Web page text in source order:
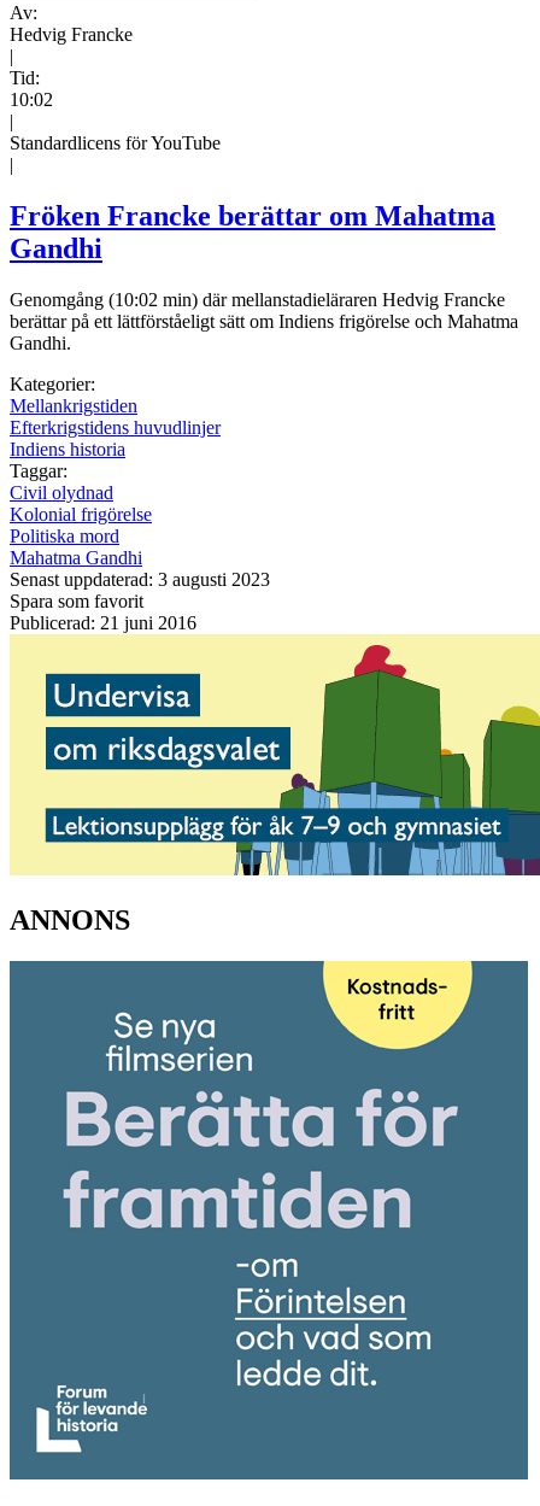
Av:
Hedvig Francke
|
Tid:
10:02
|
Standardlicens för YouTube
|
Fröken Francke berättar om Mahatma
Gandhi
Genomgång (10:02 min) där mellanstadieläraren Hedvig Francke
berättar på ett lättförståeligt sätt om Indiens frigörelse och Mahatma
Gandhi.
Kategorier:
Mellankrigstiden
Efterkrigstidens huvudlinjer
Indiens historia
Taggar:
Civil olydnad
Kolonial frigörelse
Politiska mord
Mahatma Gandhi
Senast uppdaterad: 3 augusti 2023
Spara som favorit
Publicerad: 21 juni 2016
ANNONS